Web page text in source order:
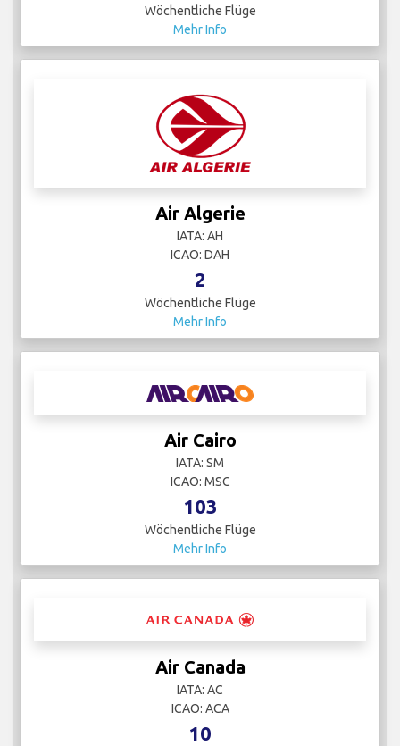
Wöchentliche Flüge
Mehr Info
Air Algerie
IATA: AH
ICAO: DAH
2
Wöchentliche Flüge
Mehr Info
Air Cairo
IATA: SM
ICAO: MSC
103
Wöchentliche Flüge
Mehr Info
Air Canada
IATA: AC
ICAO: ACA
10